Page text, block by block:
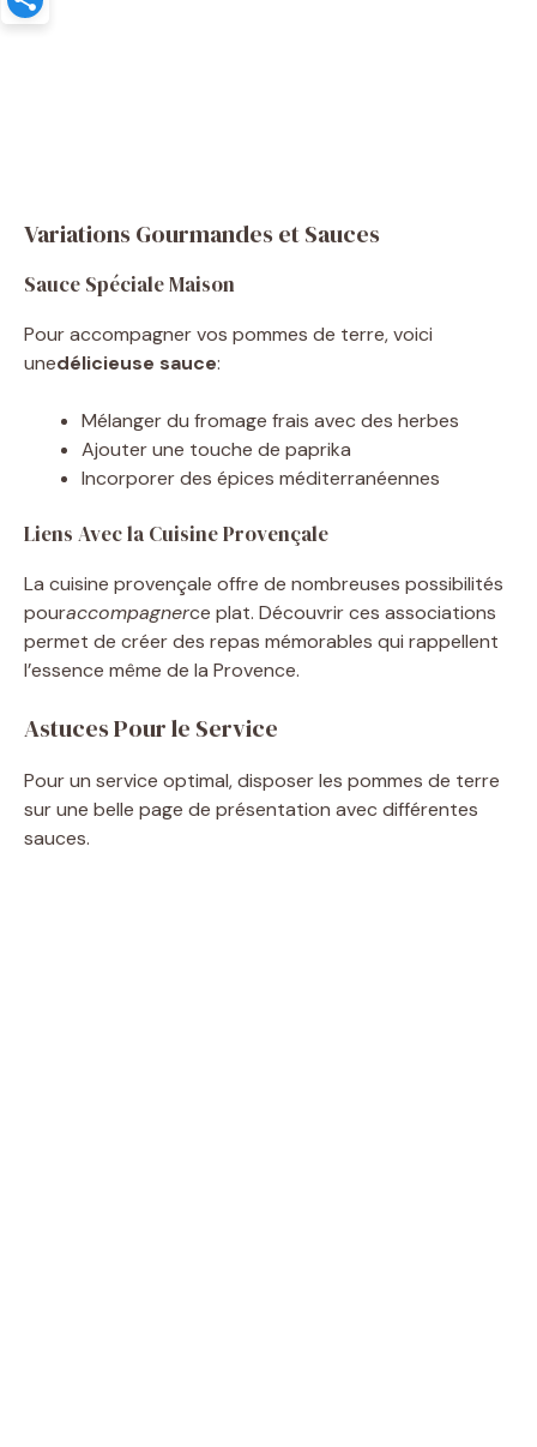
Variations Gourmandes et Sauces
Sauce Spéciale Maison
Pour accompagner vos pommes de terre, voici
unedélicieuse sauce:
Mélanger du fromage frais avec des herbes
Ajouter une touche de paprika
Incorporer des épices méditerranéennes
Liens Avec la Cuisine Provençale
La cuisine provençale offre de nombreuses possibilités
pouraccompagnerce plat. Découvrir ces associations
permet de créer des repas mémorables qui rappellent
l’essence même de la Provence.
Astuces Pour le Service
Pour un service optimal, disposer les pommes de terre
sur une belle page de présentation avec différentes
sauces.